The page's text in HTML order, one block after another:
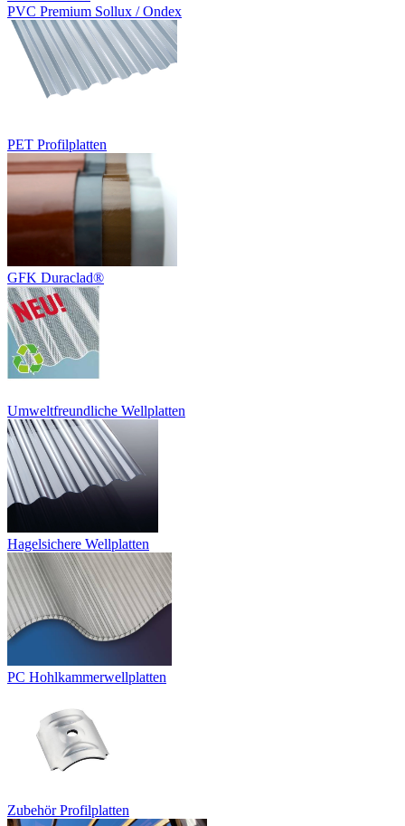
PVC Premium Sollux / Ondex
PET Profilplatten
GFK Duraclad®
Umweltfreundliche Wellplatten
Hagelsichere Wellplatten
PC Hohlkammerwellplatten
Zubehör Profilplatten